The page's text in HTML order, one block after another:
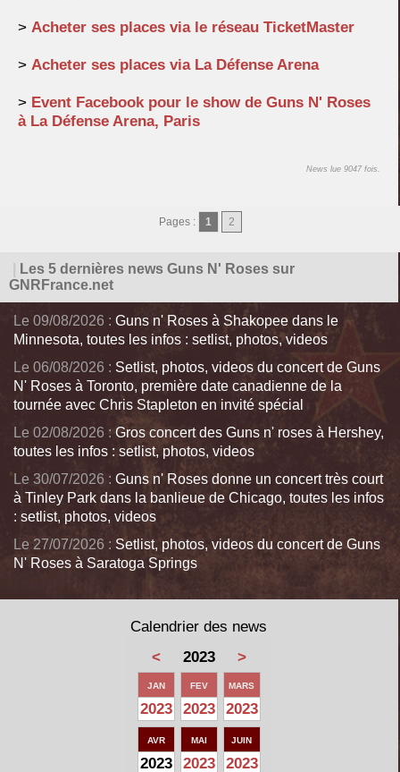
> Acheter ses places via le réseau TicketMaster
> Acheter ses places via La Défense Arena
> Event Facebook pour le show de Guns N' Roses
à La Défense Arena, Paris
News lue 9047 fois.
Pages : 1 2
Les 5 dernières news Guns N' Roses sur
GNRFrance.net
Le 09/08/2026 : Guns n' Roses à Shakopee dans le
Minnesota, toutes les infos : setlist, photos, videos
Le 06/08/2026 : Setlist, photos, videos du concert de Guns
N' Roses à Toronto, première date canadienne de la
tournée avec Chris Stapleton en invité spécial
Le 02/08/2026 : Gros concert des Guns n' roses à Hershey,
toutes les infos : setlist, photos, videos
Le 30/07/2026 : Guns n' Roses donne un concert très court
à Tinley Park dans la banlieue de Chicago, toutes les infos
: setlist, photos, videos
Le 27/07/2026 : Setlist, photos, videos du concert de Guns
N' Roses à Saratoga Springs
Calendrier des news
<
2023 >
JAN
2023
FEV
2023
MARS
2023
AVR
2023
MAI
2023
JUIN
2023